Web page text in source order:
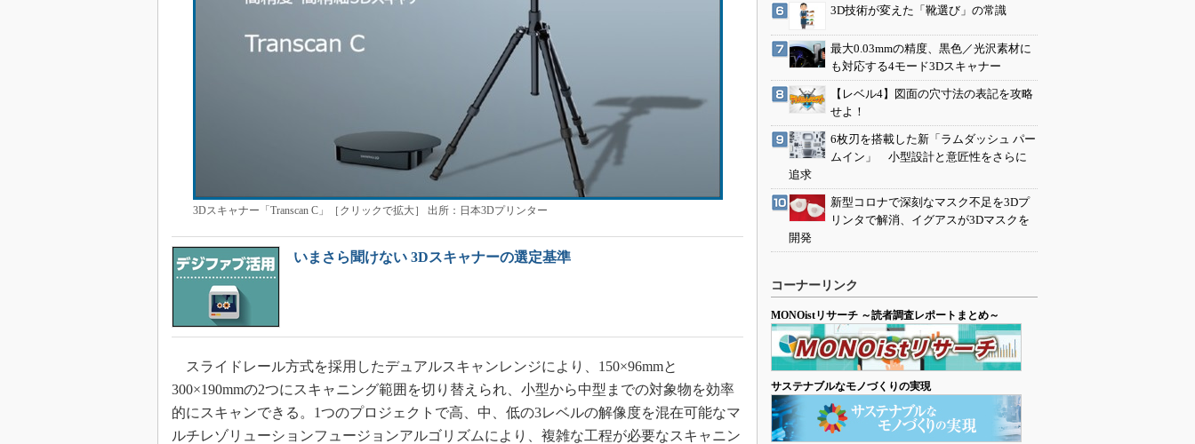
メイドインジャパン
植物工場
知財マネジメント
海外生産
グローバル設計・開発
制御セキュリティ
新型コロナへの対応
3Dスキャナー「Transcan C」［クリックで拡大］ 出所：日本3Dプリンター
いまさら聞けない 3Dスキャナーの選定基準
スライドレール方式を採用したデュアルスキャンレンジにより、150×96mmと
300×190mmの2つにスキャニング範囲を切り替えられ、小型から中型までの対象物を効率
的にスキャンできる。1つのプロジェクトで高、中、低の3レベルの解像度を混在可能なマ
ルチレゾリューションフュージョンアルゴリズムにより、複雑な工程が必要なスキャニン
3D技術が変えた「靴選び」の常識
最大0.03mmの精度、黒色／光沢素材に
も対応する4モード3Dスキャナー
【レベル4】図面の穴寸法の表記を攻略
せよ！
6枚刃を搭載した新「ラムダッシュ パー
ムイン」 小型設計と意匠性をさらに
追求
新型コロナで深刻なマスク不足を3Dプ
リンタで解消、イグアスが3Dマスクを
開発
コーナーリンク
MONOistリサーチ ～読者調査レポートまとめ～
サステナブルなモノづくりの実現